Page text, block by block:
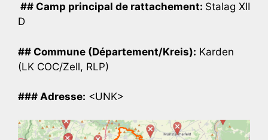
## Camp principal de rattachement: Stalag XII
D
## Commune (Département/Kreis): Karden
(LK COC/Zell, RLP)
### Adresse: <UNK>